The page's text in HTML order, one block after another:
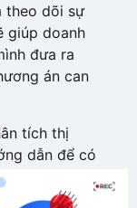
theo dõi sự
giúp doanh
đưa ra
án can
tích thị
dẫn để có
những
sẽ giúp ích